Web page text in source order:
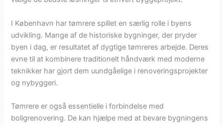
I København har tømrere spillet en særlig rolle i byens
udvikling. Mange af de historiske bygninger, der pryder
byen i dag, er resultatet af dygtige tømreres arbejde. Deres
evne til at kombinere traditionelt håndværk med moderne
teknikker har gjort dem uundgåelige i renoveringsprojekter
og nybyggeri.
Tømrere er også essentielle i forbindelse med
boligrenovering. De kan hjælpe med at bevare bygningens